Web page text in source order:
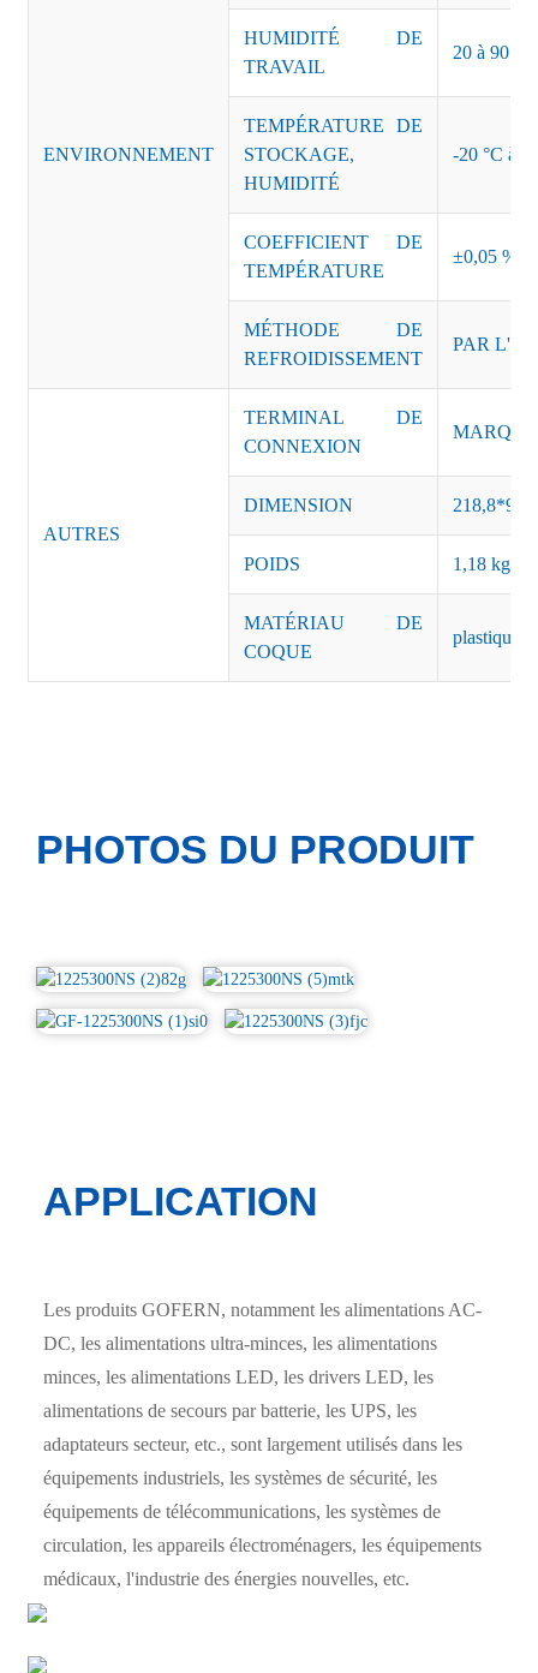
ENVIRONNEMENT
HUMIDITÉ DE
TRAVAIL
20 à 90 %
TEMPÉRATURE DE
STOCKAGE,
HUMIDITÉ
-20 °C à
COEFFICIENT DE
TEMPÉRATURE
±0,05 %/
MÉTHODE DE
REFROIDISSEMENT
PAR
AUTRES
TERMINAL DE
CONNEXION
DIMENSION
POIDS 1,18 kg/
MATÉRIAU DE
COQUE
plastique
PHOTOS DU PRODUIT
APPLICATION
Les produits GOFERN, notamment les alimentations AC-
DC, les alimentations ultra-minces, les alimentations
minces, les alimentations LED, les drivers LED, les
alimentations de secours par batterie, les UPS, les
adaptateurs secteur, etc., sont largement utilisés dans les
équipements industriels, les systèmes de sécurité, les
équipements de télécommunications, les systèmes de
circulation, les appareils électroménagers, les équipements
médicaux, l'industrie des énergies nouvelles, etc.